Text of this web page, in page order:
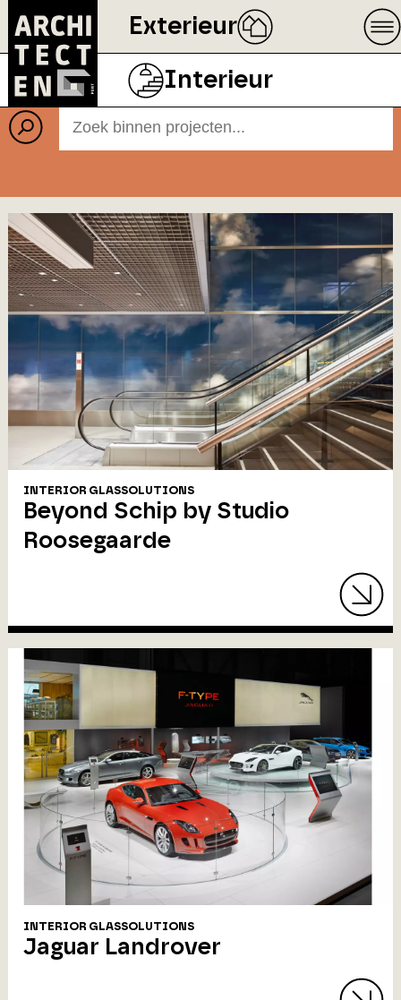
Exterieur
Interieur
Projecten
BEELD ECOPHON
INTERIOR GLASSOLUTIONS
Beyond Schip by Studio
Roosegaarde
INTERIOR GLASSOLUTIONS
Jaguar Landrover